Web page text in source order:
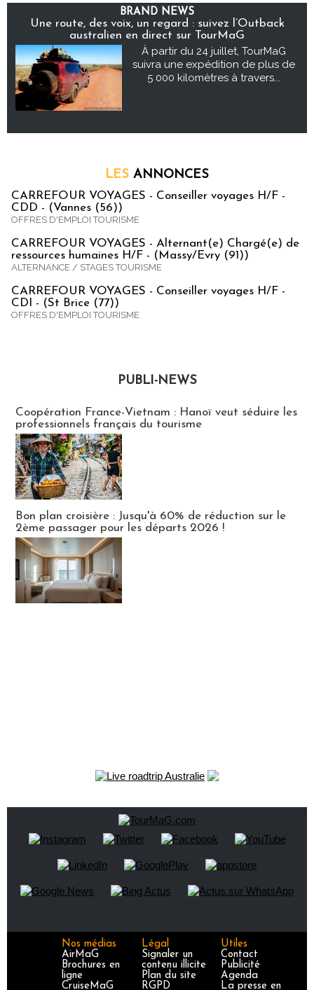
BRAND NEWS
Une route, des voix, un regard : suivez l’Outback
australien en direct sur TourMaG
À partir du 24 juillet, TourMaG
suivra une expédition de plus de
5 000 kilomètres à travers...
LES ANNONCES
CARREFOUR VOYAGES - Conseiller voyages H/F -
CDD - (Vannes (56))
OFFRES D'EMPLOI TOURISME
CARREFOUR VOYAGES - Alternant(e) Chargé(e) de
ressources humaines H/F - (Massy/Evry (91))
ALTERNANCE / STAGES TOURISME
CARREFOUR VOYAGES - Conseiller voyages H/F -
CDI - (St Brice (77))
OFFRES D'EMPLOI TOURISME
PUBLI-NEWS
Coopération France-Vietnam : Hanoï veut séduire les
professionnels français du tourisme
Bon plan croisière : Jusqu'à 60% de réduction sur le
2ème passager pour les départs 2026 !
Nos médias
AirMaG
Brochures en
ligne
CruiseMaG
Légal
Signaler un
contenu illicite
Plan du site
RGPD
Utiles
Contact
Publicité
Agenda
La presse en